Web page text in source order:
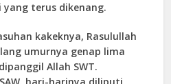
terus dikenang.
kakeknya, Rasulullah
umurnya genap lima
Allah SWT.